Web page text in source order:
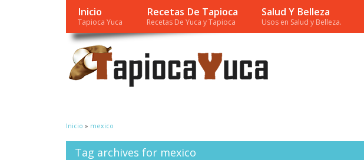
Inicio
Tapioca Yuca
Recetas De Tapioca
Recetas De Yuca y Tapioca
Salud Y Belleza
Usos en Salud y Belleza.
Inicio » mexico
Tag archives for mexico